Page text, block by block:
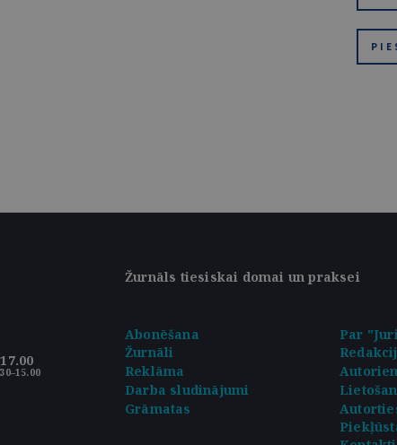
Žurnāls tiesiskai domai un praksei
Abonēšana
Par
Žurnāli
Reklāma
Darba sludinājumi
Grāmatas